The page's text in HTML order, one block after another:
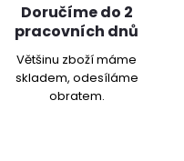
Doručíme do 2
pracovních dnů
Většinu zboží máme
skladem, odesíláme
obratem.